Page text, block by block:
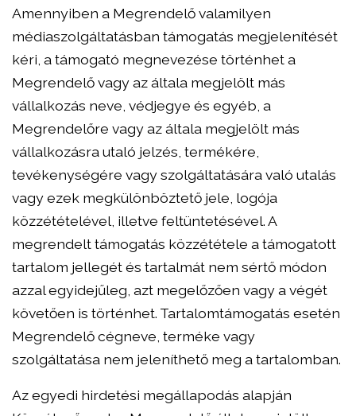
Amennyiben a Megrendelő valamilyen
médiaszolgáltatásban támogatás megjelenítését
kéri, a támogató megnevezése történhet a
Megrendelő vagy az általa megjelölt más
vállalkozás neve, védjegye és egyéb, a
Megrendelőre vagy az általa megjelölt más
vállalkozásra utaló jelzés, termékére,
tevékenységére vagy szolgáltatására való utalás
vagy ezek megkülönböztető jele, logója
közzétételével, illetve feltüntetésével. A
megrendelt támogatás közzététele a támogatott
tartalom jellegét és tartalmát nem sértő módon
azzal egyidejűleg, azt megelőzően vagy a végét
követően is történhet. Tartalomtámogatás esetén
Megrendelő cégneve, terméke vagy
szolgáltatása nem jeleníthető meg a tartalomban.
Az egyedi hirdetési megállapodás alapján